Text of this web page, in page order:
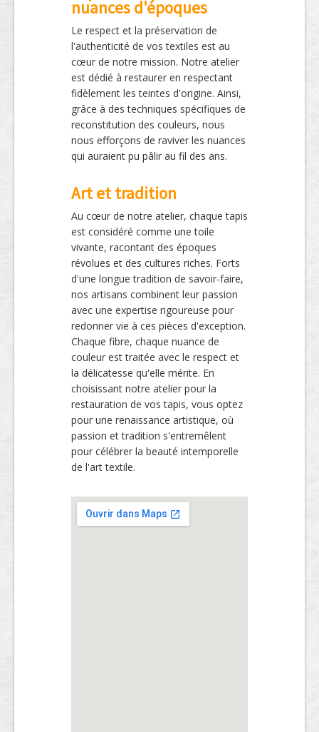
nuances d'époques
Le respect et la préservation de
l'authenticité de vos textiles est au
cœur de notre mission. Notre atelier
est dédié à restaurer en respectant
fidèlement les teintes d'origine. Ainsi,
grâce à des techniques spécifiques de
reconstitution des couleurs, nous
nous efforçons de raviver les nuances
qui auraient pu pâlir au fil des ans.
Art et tradition
Au cœur de notre atelier, chaque tapis
est considéré comme une toile
vivante, racontant des époques
révolues et des cultures riches. Forts
d'une longue tradition de savoir-faire,
nos artisans combinent leur passion
avec une expertise rigoureuse pour
redonner vie à ces pièces d'exception.
Chaque fibre, chaque nuance de
couleur est traitée avec le respect et
la délicatesse qu'elle mérite. En
choisissant notre atelier pour la
restauration de vos tapis, vous optez
pour une renaissance artistique, où
passion et tradition s'entremêlent
pour célébrer la beauté intemporelle
de l'art textile.